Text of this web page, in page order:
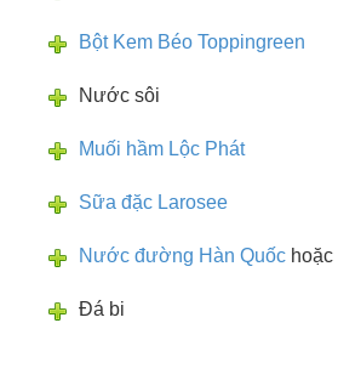
Bột Kem Béo Toppingreen
Nước sôi
Muối hầm Lộc Phát
Sữa đặc Larosee
Nước đường Hàn Quốc hoặc
Đá bi